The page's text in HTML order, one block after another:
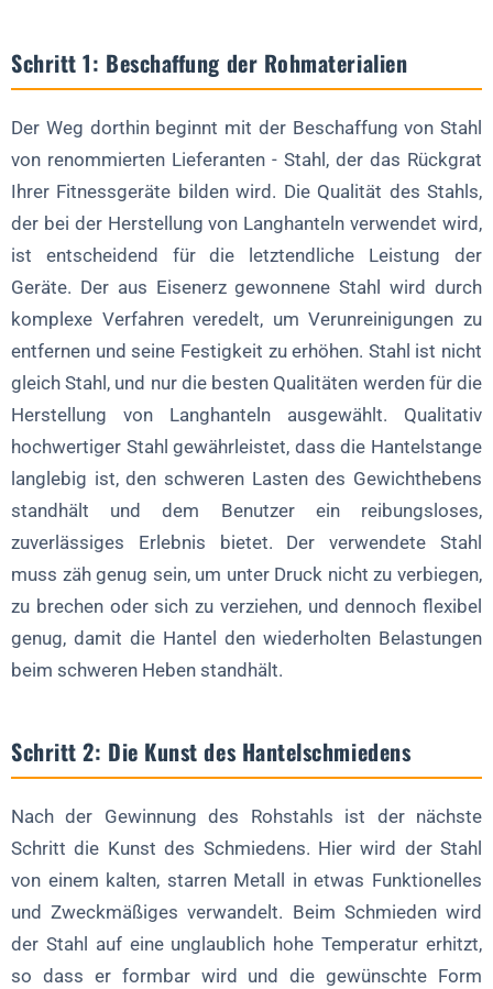
Schritt 1: Beschaffung der Rohmaterialien
Der Weg dorthin beginnt mit der Beschaffung von Stahl
von renommierten Lieferanten - Stahl, der das Rückgrat
Ihrer Fitnessgeräte bilden wird. Die Qualität des Stahls,
der bei der Herstellung von Langhanteln verwendet wird,
ist entscheidend für die letztendliche Leistung der
Geräte. Der aus Eisenerz gewonnene Stahl wird durch
komplexe Verfahren veredelt, um Verunreinigungen zu
entfernen und seine Festigkeit zu erhöhen. Stahl ist nicht
gleich Stahl, und nur die besten Qualitäten werden für die
Herstellung von Langhanteln ausgewählt. Qualitativ
hochwertiger Stahl gewährleistet, dass die Hantelstange
langlebig ist, den schweren Lasten des Gewichthebens
standhält und dem Benutzer ein reibungsloses,
zuverlässiges Erlebnis bietet. Der verwendete Stahl
muss zäh genug sein, um unter Druck nicht zu verbiegen,
zu brechen oder sich zu verziehen, und dennoch flexibel
genug, damit die Hantel den wiederholten Belastungen
beim schweren Heben standhält.
Schritt 2: Die Kunst des Hantelschmiedens
Nach der Gewinnung des Rohstahls ist der nächste
Schritt die Kunst des Schmiedens. Hier wird der Stahl
von einem kalten, starren Metall in etwas Funktionelles
und Zweckmäßiges verwandelt. Beim Schmieden wird
der Stahl auf eine unglaublich hohe Temperatur erhitzt,
so dass er formbar wird und die gewünschte Form